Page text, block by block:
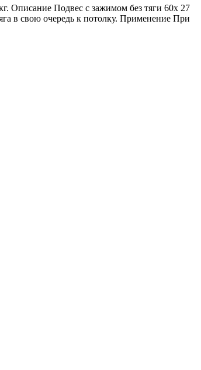
Описание Подвес с зажимом без тяги 60x 27
в свою очередь к потолку. Применение При